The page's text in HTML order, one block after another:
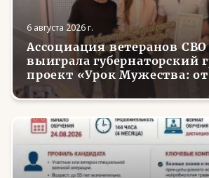
6 августа 2026 г.
Ассоциация ветеранов СВО
выиграла губернаторский
проект «Урок Мужества:
делу»